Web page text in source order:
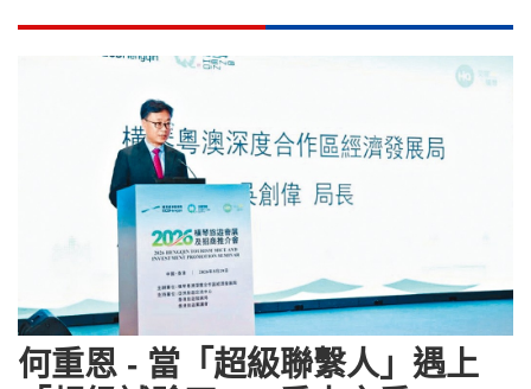
何重恩 - 當「超級聯繫人」遇上